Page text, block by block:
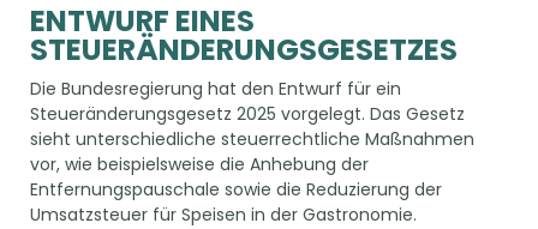
ENTWURF EINES
STEUERÄNDERUNGSGESETZES
Die Bundesregierung hat den Entwurf für ein
Steueränderungsgesetz 2025 vorgelegt. Das Gesetz
sieht unterschiedliche steuerrechtliche Maßnahmen
vor, wie beispielsweise die Anhebung der
Entfernungspauschale sowie die Reduzierung der
Umsatzsteuer für Speisen in der Gastronomie.